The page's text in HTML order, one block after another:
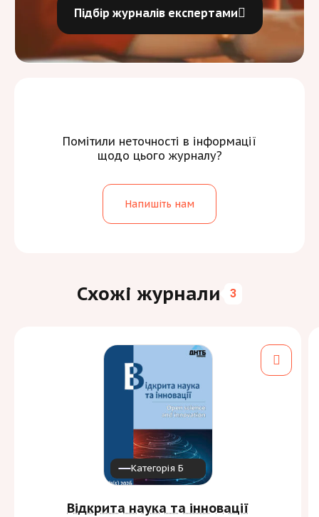
Помітили неточності в інформації
щодо цього журналу?
Напишіть нам
Підбір журналів експертами
Схожі журнали 3
Категорія Б
Відкрита наука та інновації